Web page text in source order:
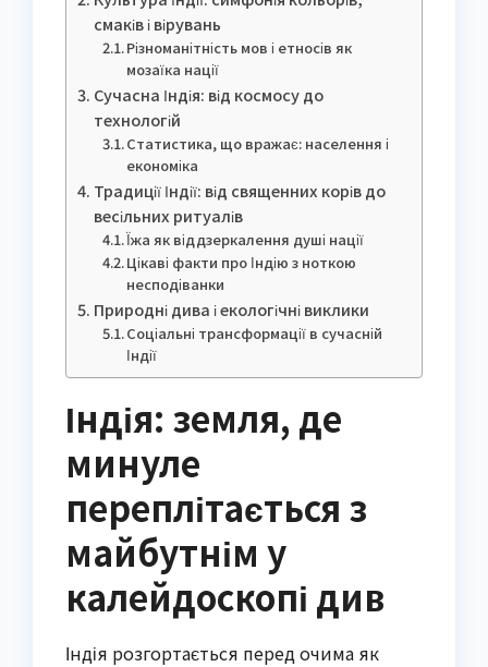
смаків і вірувань
Різноманітність мов і етносів як
мозаїка нації
Сучасна Індія: від космосу до
технологій
Статистика, що вражає: населення і
економіка
Традиції Індії: від священних корів до
весільних ритуалів
Їжа як віддзеркалення душі нації
Цікаві факти про Індію з ноткою
несподіванки
Природні дива і екологічні виклики
Соціальні трансформації в сучасній
Індії
Індія: земля, де
минуле
переплітається з
майбутнім у
калейдоскопі див
Індія розгортається перед очима як